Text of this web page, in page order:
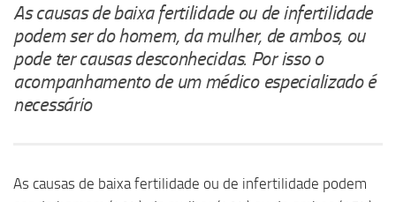
As causas de baixa fertilidade ou de infertilidade
podem ser do homem, da mulher, de ambos, ou
pode ter causas desconhecidas. Por isso o
acompanhamento de um médico especializado é
necessário
As causas de baixa fertilidade ou de infertilidade podem